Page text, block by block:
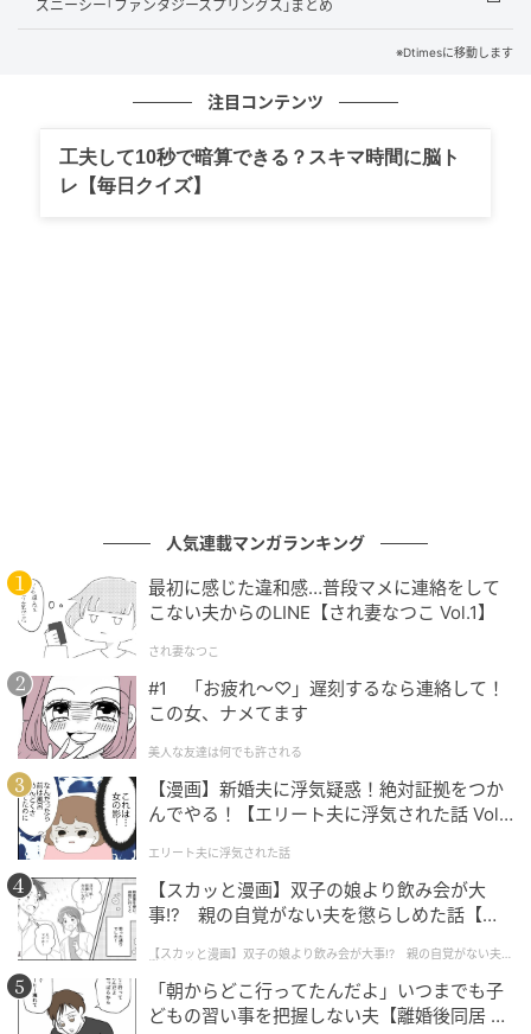
世界各国のミニチュア建造物が立ち並ぶパーク内がピ
ンク色に彩られ、コラボフードの販売やクイズラリ
ズニーシー｢ファンタジースプリングス｣まとめ
※Dtimesに移動します
注目コンテンツ
工夫して10秒で暗算できる？スキマ時間に脳ト
レ【毎日クイズ】
人気連載マンガランキング
最初に感じた違和感…普段マメに連絡をして
こない夫からのLINE【され妻なつこ Vol.1】
され妻なつこ
#1 「お疲れ〜♡」遅刻するなら連絡して！
この女、ナメてます
美人な友達は何でも許される
【漫画】新婚夫に浮気疑惑！絶対証拠をつか
んでやる！【エリート夫に浮気された話 Vol.
エリート夫に浮気された話
【スカッと漫画】双子の娘より飲み会が大
事!? 親の自覚がない夫を懲らしめた話【第1
【スカッと漫画】双子の娘より飲み会が大事!? 親の自覚がない夫を
懲らしめた話
「朝からどこ行ってたんだよ」いつまでも子
どもの習い事を把握しない夫【離婚後同居 Vo